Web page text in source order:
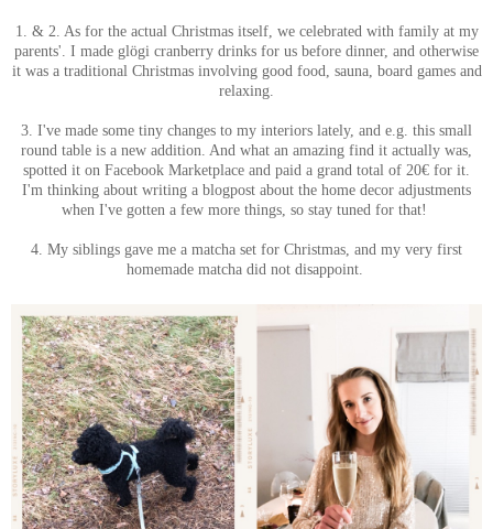
1. & 2. As for the actual Christmas itself, we celebrated with family at my
parents'. I made glögi cranberry drinks for us before dinner, and otherwise
it was a traditional Christmas involving good food, sauna, board games and
relaxing.
3. I've made some tiny changes to my interiors lately, and e.g. this small
round table is a new addition. And what an amazing find it actually was,
spotted it on Facebook Marketplace and paid a grand total of 20€ for it.
I'm thinking about writing a blogpost about the home decor adjustments
when I've gotten a few more things, so stay tuned for that!
4. My siblings gave me a matcha set for Christmas, and my very first
homemade matcha did not disappoint.